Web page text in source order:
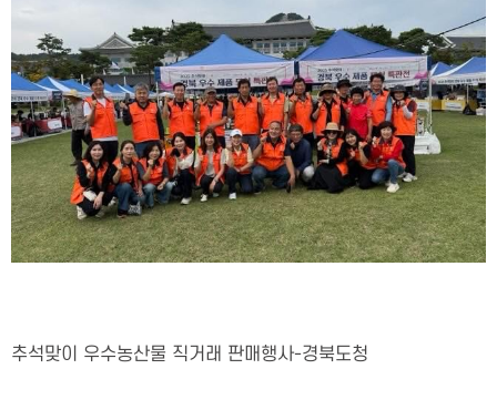
추석맞이 우수농산물 직거래 판매행사-경북도청